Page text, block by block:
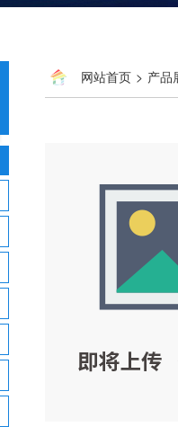
网站首页 > 产品